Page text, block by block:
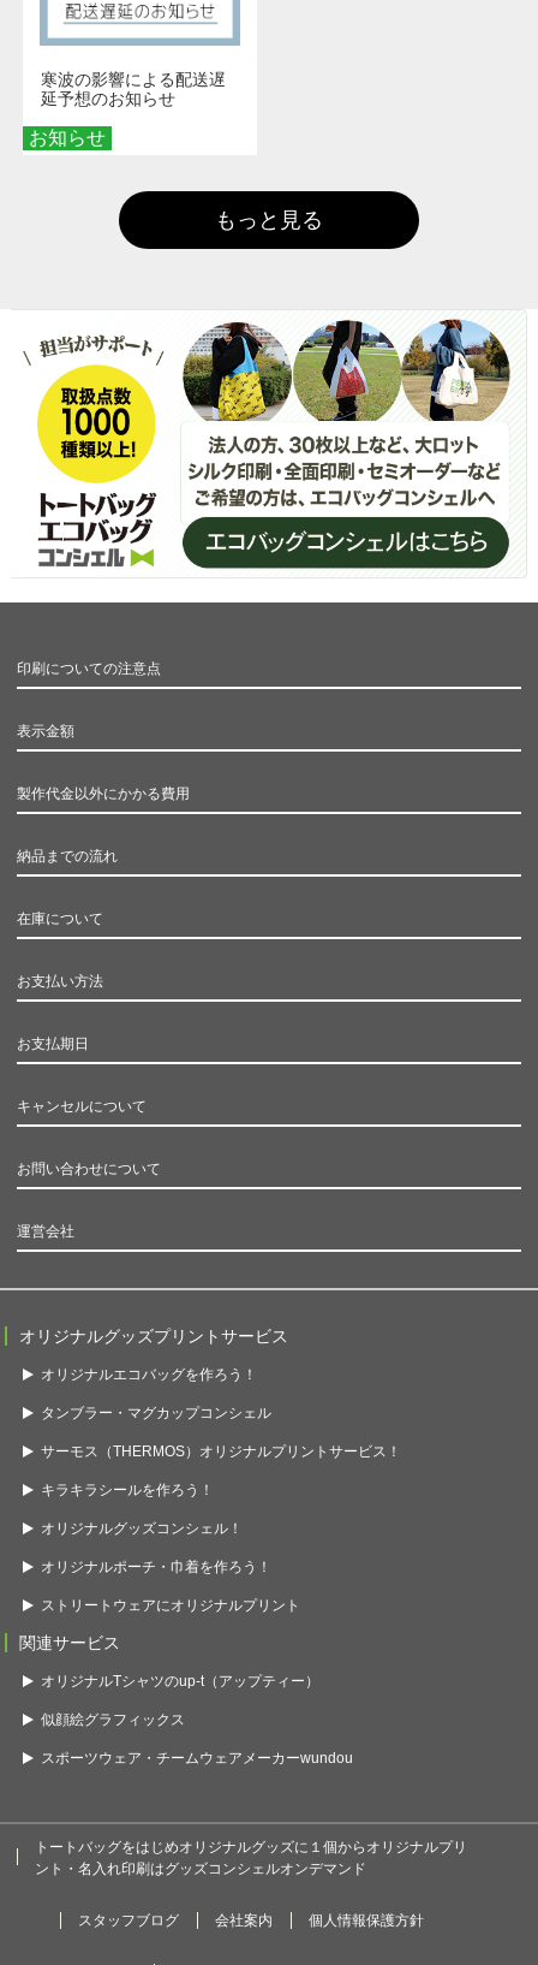
お知らせ
寒波の影響による配送遅
延予想のお知らせ
もっと見る
印刷についての注意点
表示金額
製作代金以外にかかる費用
納品までの流れ
在庫について
お支払い方法
お支払期日
キャンセルについて
お問い合わせについて
運営会社
オリジナルグッズプリントサービス
オリジナルエコバッグを作ろう！
タンブラー・マグカップコンシェル
サーモス（THERMOS）オリジナルプリントサービス！
キラキラシールを作ろう！
オリジナルグッズコンシェル！
オリジナルポーチ・巾着を作ろう！
ストリートウェアにオリジナルプリント
関連サービス
オリジナルTシャツのup-t（アップティー）
似顔絵グラフィックス
スポーツウェア・チームウェアメーカーwundou
トートバッグをはじめオリジナルグッズに１個からオリジナルプリ
ント・名入れ印刷はグッズコンシェルオンデマンド
スタッフブログ 会社案内 個人情報保護方針